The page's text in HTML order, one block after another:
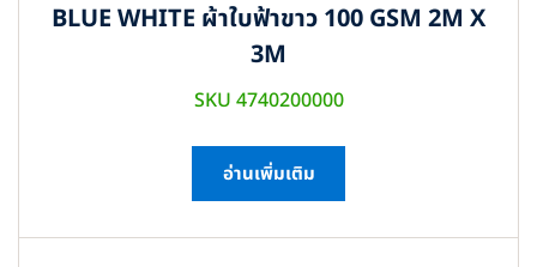
BLUE WHITE ผ้าใบฟ้าขาว 100 GSM 2M X
3M
SKU 4740200000
อ่านเพิ่มเติม